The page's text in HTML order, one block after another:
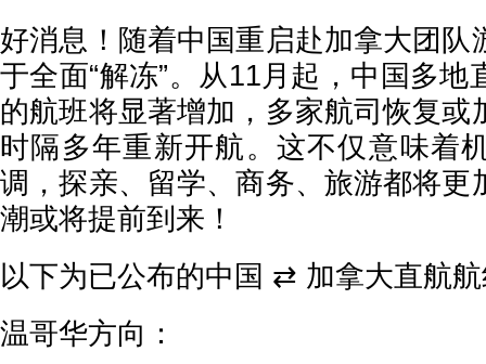
好消息！随着中国重启赴加拿大团队
于全面“解冻”。从11月起，中国多地
的航班将显著增加，多家航司恢复或
时隔多年重新开航。这不仅意味着
调，探亲、留学、商务、旅游都将更
潮或将提前到来！
以下为已公布的中国 ⇄ 加拿大直航
温哥华方向：